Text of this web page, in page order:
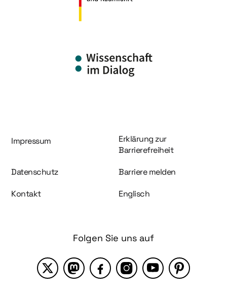
Information und Service
Impressum
Erklärung zur
Barrierefreiheit
Datenschutz Barriere melden
Kontakt Englisch
Folgen Sie uns auf